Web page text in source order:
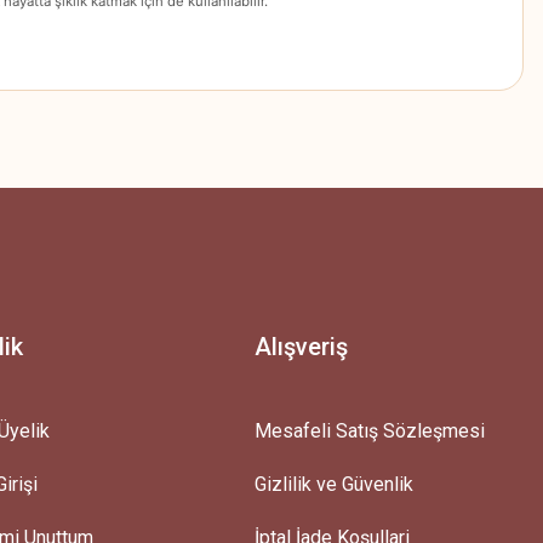
Unuttum
Alışveriş
Mesafeli Satış Sözleşmesi
Gizlilik ve Güvenlik
İptal İade Koşullari